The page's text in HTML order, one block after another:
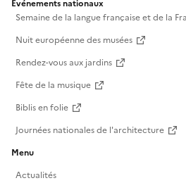
Événements nationaux
Semaine de la langue française et de la
Nuit européenne des musées
Rendez-vous aux jardins
Fête de la musique
Biblis en folie
Journées nationales de l'architecture
Menu
Actualités